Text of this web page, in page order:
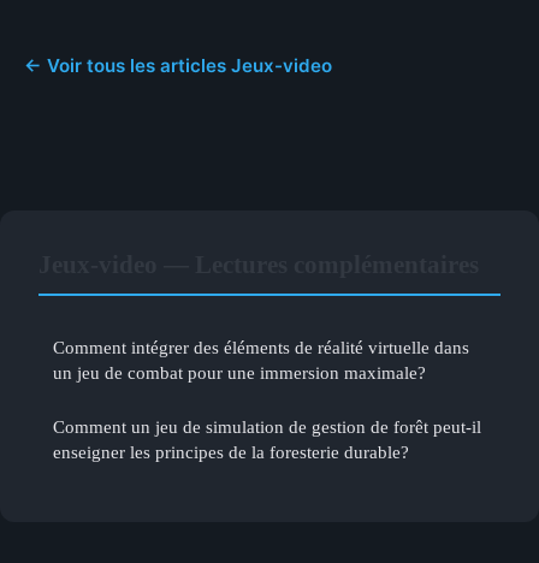
← Voir tous les articles Jeux-video
Comment intégrer des éléments de réalité virtuelle dans
un jeu de combat pour une immersion maximale?
Comment un jeu de simulation de gestion de forêt peut-il
enseigner les principes de la foresterie durable?